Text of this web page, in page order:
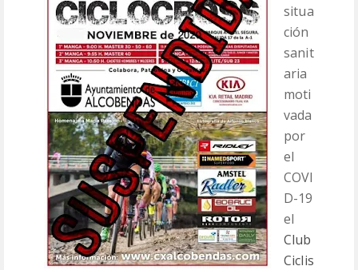
CLASIFICACIONES
MEDIA
CONTACTO
situa
ción
sanit
aria
moti
vada
por
el
COVI
D-19
el
Club
Ciclis